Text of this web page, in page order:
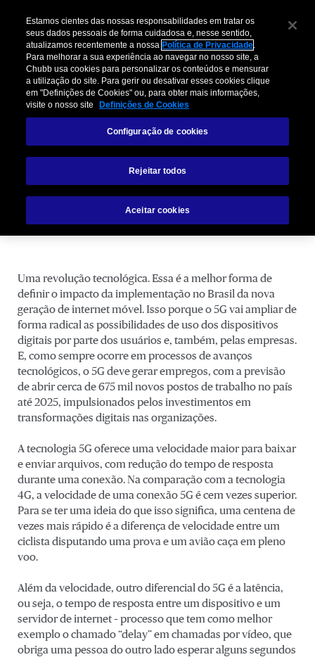
O que as empresas podem esperar
do 5G no Brasil
Uma revolução tecnológica. Essa é a melhor forma de
definir o impacto da implementação no Brasil da nova
geração de internet móvel. Isso porque o 5G vai ampliar de
forma radical as possibilidades de uso dos dispositivos
digitais por parte dos usuários e, também, pelas empresas.
E, como sempre ocorre em processos de avanços
tecnológicos, o 5G deve gerar empregos, com a previsão
de abrir cerca de 675 mil novos postos de trabalho no país
até 2025, impulsionados pelos investimentos em
transformações digitais nas organizações.
A tecnologia 5G oferece uma velocidade maior para baixar
e enviar arquivos, com redução do tempo de resposta
durante uma conexão. Na comparação com a tecnologia
4G, a velocidade de uma conexão 5G é cem vezes superior.
Para se ter uma ideia do que isso significa, uma centena de
vezes mais rápido é a diferença de velocidade entre um
ciclista disputando uma prova e um avião caça em pleno
voo.
Além da velocidade, outro diferencial do 5G é a latência,
ou seja, o tempo de resposta entre um dispositivo e um
servidor de internet – processo que tem como melhor
exemplo o chamado “delay” em chamadas por vídeo, que
obriga uma pessoa do outro lado esperar alguns segundos
Estamos cientes das nossas responsabilidades em tratar os
seus dados pessoais de forma cuidadosa e, nesse sentido,
atualizamos recentemente a nossa Política de Privacidade.
Para melhorar a sua experiência ao navegar no nosso site, a
Chubb usa cookies para personalizar os conteúdos e mensurar
a utilização do site. Para gerir ou desativar esses cookies clique
em "Definições de Cookies" ou, para obter mais informações,
visite o nosso site
Definições de Cookies
Configuração de cookies
Rejeitar todos
Aceitar cookies